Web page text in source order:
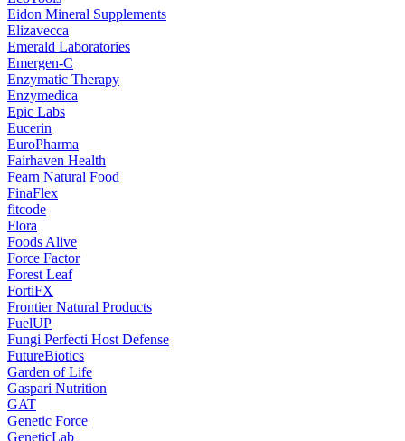
Eidon Mineral Supplements
Elizavecca
Emerald Laboratories
Emergen-C
Enzymatic Therapy
Enzymedica
Epic Labs
Eucerin
EuroPharma
Fairhaven Health
Fearn Natural Food
FinaFlex
fitcode
Flora
Foods Alive
Force Factor
Forest Leaf
FortiFX
Frontier Natural Products
FuelUP
Fungi Perfecti Host Defense
FutureBiotics
Garden of Life
Gaspari Nutrition
GAT
Genetic Force
GeneticLab